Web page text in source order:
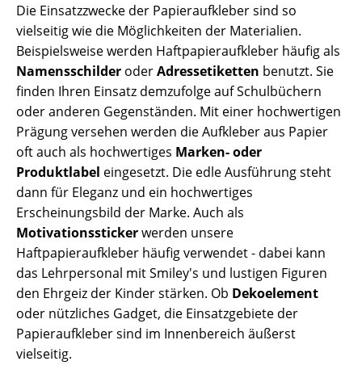
Die Einsatzzwecke der Papieraufkleber sind so
vielseitig wie die Möglichkeiten der Materialien.
Beispielsweise werden Haftpapieraufkleber häufig als
Namensschilder oderAdressetiketten benutzt. Sie
finden Ihren Einsatz demzufolge auf Schulbüchern
oder anderen Gegenständen. Mit einer hochwertigen
Prägung versehen werden die Aufkleber aus Papier
oft auch als hochwertiges Marken- oder
Produktlabel eingesetzt. Die edle Ausführung steht
dann für Eleganz und ein hochwertiges
Erscheinungsbild der Marke. Auch als
Motivationsstickerwerden unsere
Haftpapieraufkleber häufig verwendet - dabei kann
das Lehrpersonal mit Smiley's und lustigen Figuren
den Ehrgeiz der Kinder stärken. Ob Dekoelement
oder nützliches Gadget, die Einsatzgebiete der
Papieraufkleber sind im Innenbereich äußerst
vielseitig.